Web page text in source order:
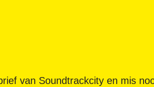
van Soundtrackcity en mis